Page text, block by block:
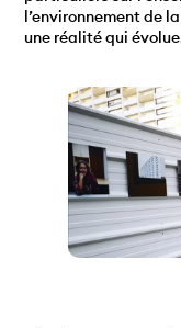
l’environnement de
une réalité qui